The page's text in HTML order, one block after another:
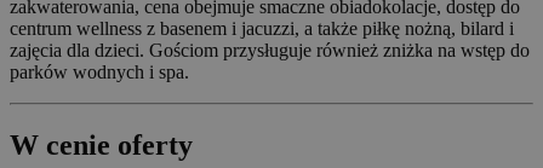
zakwaterowania, cena obejmuje smaczne obiadokolacje, dostęp do
centrum wellness z basenem i jacuzzi, a także piłkę nożną, bilard i
zajęcia dla dzieci. Gościom przysługuje również zniżka na wstęp do
parków wodnych i spa.
W cenie oferty